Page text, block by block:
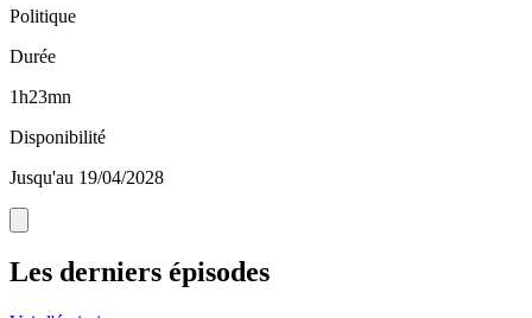
Politique
Durée
1h23mn
Disponibilité
Jusqu'au 19/04/2028
Les derniers épisodes